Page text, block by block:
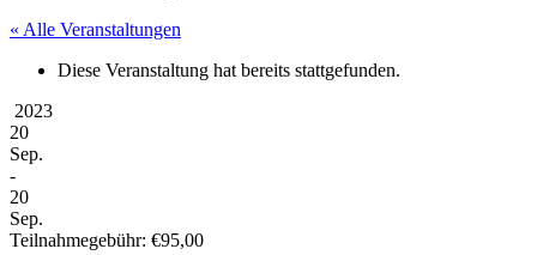
« Alle Veranstaltungen
Diese Veranstaltung hat bereits stattgefunden.
2023
20
Sep.
-
20
Sep.
Teilnahmegebühr: €95,00